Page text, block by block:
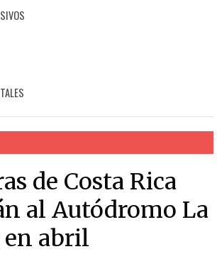
de Costa Rica
al Autódromo La
en abril